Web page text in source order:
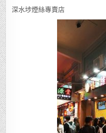
深水埗煙絲專賣店